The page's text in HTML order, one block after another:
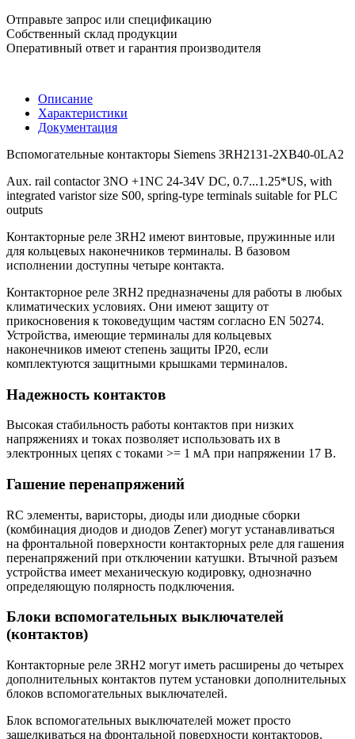
Отправьте запрос или спецификацию
Собственный склад продукции
Оперативный ответ и гарантия производителя
Описание
Характеристики
Документация
Вспомогательные контакторы Siemens 3RH2131-2XB40-0LA2
Aux. rail contactor 3NO +1NC 24-34V DC, 0.7...1.25*US, with
integrated varistor size S00, spring-type terminals suitable for PLC
outputs
Контакторные реле 3RH2 имеют винтовые, пружинные или
для кольцевых наконечников терминалы. В базовом
исполнении доступны четыре контакта.
Контакторное реле 3RH2 предназначены для работы в любых
климатических условиях. Они имеют защиту от
прикосновения к токоведущим частям согласно EN 50274.
Устройства, имеющие терминалы для кольцевых
наконечников имеют степень защиты IP20, если
комплектуются защитными крышками терминалов.
Надежность контактов
Высокая стабильность работы контактов при низких
напряжениях и токах позволяет использовать их в
электронных цепях с токами >= 1 мА при напряжении 17 В.
Гашение перенапряжений
RC элементы, варисторы, диоды или диодные сборки
(комбинация диодов и диодов Zener) могут устанавливаться
на фронтальной поверхности контакторных реле для гашения
перенапряжений при отключении катушки. Втычной разъем
устройства имеет механическую кодировку, однозначно
определяющую полярность подключения.
Блоки вспомогательных выключателей
(контактов)
Контакторные реле 3RH2 могут иметь расширены до четырех
дополнительных контактов путем установки дополнительных
блоков вспомогательных выключателей.
Блок вспомогательных выключателей может просто
защелкиваться на фронтальной поверхности контакторов.